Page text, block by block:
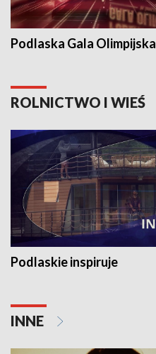
Podlaska Gala Olimpijska
ROLNICTWO I WIEŚ
Podlaskie inspiruje
INNE